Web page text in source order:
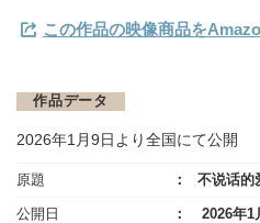
この作品の映像商品を
作品データ
2026年1月9日より全国にて公開
原題 不说话的
公開日 2026年1